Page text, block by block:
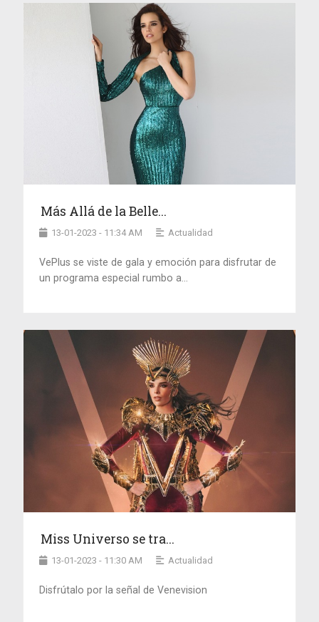
Más Allá de la Belle...
13-01-2023 - 11:34 AM Actualidad
VePlus se viste de gala y emoción para disfrutar de
un programa especial rumbo a...
Miss Universo se tra...
13-01-2023 - 11:30 AM Actualidad
Disfrútalo por la señal de Venevision